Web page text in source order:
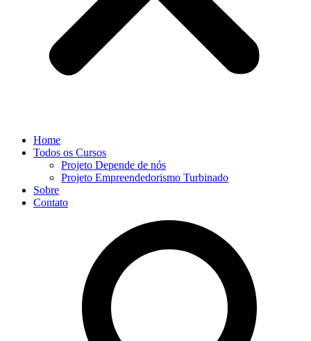
Home
Todos os Cursos
Projeto Depende de nós
Projeto Empreendedorismo Turbinado
Sobre
Contato